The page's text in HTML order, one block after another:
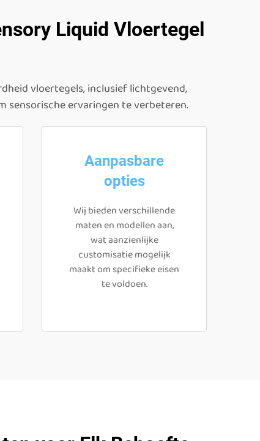
Liquid Vloertegel
vloertegels, inclusief lichtgevend,
sensorische ervaringen te verbeteren.
Aanpasbare
opties
Wij bieden verschillende
maten en modellen aan,
wat aanzienlijke
customisatie mogelijk
maakt om specifieke eisen
te voldoen.